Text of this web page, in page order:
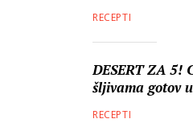
RECEPTI
DESERT ZA 5!
šljivama gotov
RECEPTI